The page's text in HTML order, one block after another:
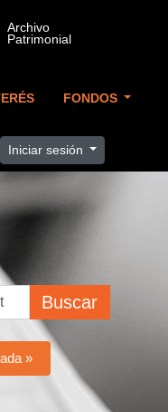
FONDOS
Iniciar sesión
Buscar
»